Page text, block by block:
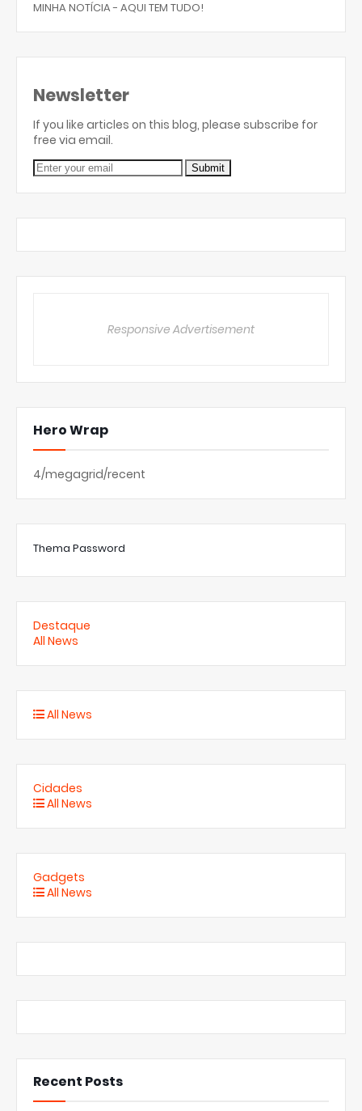
MINHA NOTÍCIA - AQUI TEM TUDO!
Newsletter
If you like articles on this blog, please subscribe for
free via email.
Responsive Advertisement
Hero Wrap
4/megagrid/recent
Thema Password
Destaque
All News
All News
Cidades
All News
Gadgets
All News
Recent Posts